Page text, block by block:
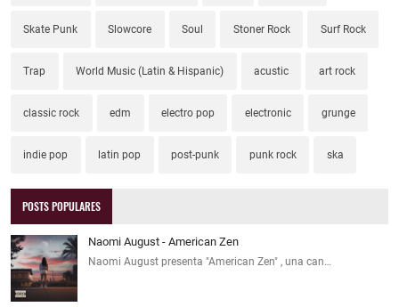
Skate Punk Slowcore Soul Stoner Rock Surf Rock
Trap World Music (Latin & Hispanic) acustic art rock
classic rock edm electro pop electronic grunge
indie pop latin pop post-punk punk rock ska
POSTS POPULARES
Naomi August - American Zen
Naomi August presenta "American Zen" , una can…